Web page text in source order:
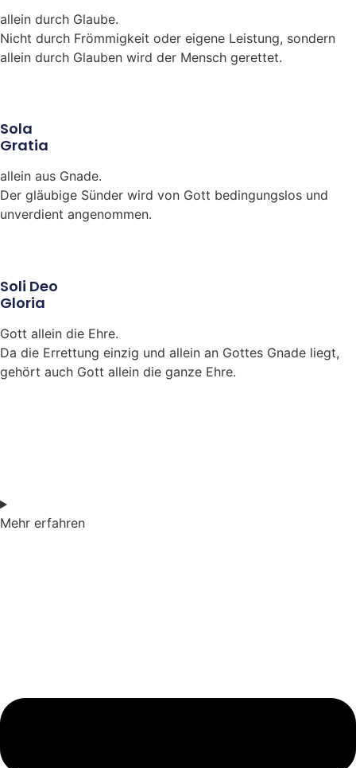
allein durch Glaube.
Nicht durch Frömmigkeit oder eigene Leistung, sondern
allein durch Glauben wird der Mensch gerettet.
Sola
Gratia
allein aus Gnade.
Der gläubige Sünder wird von Gott bedingungslos und
unverdient angenommen.
Soli Deo
Gloria
Gott allein die Ehre.
Da die Errettung einzig und allein an Gottes Gnade liegt,
gehört auch Gott allein die ganze Ehre.
Mehr erfahren